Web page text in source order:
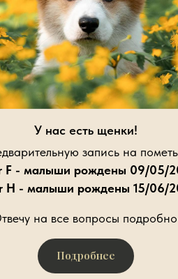
У нас есть щенки!
запись на
F - малыши рождены 09/05/
H - малыши рождены 15/06/
на все вопросы
Подробнее
Iz Doma Vengre